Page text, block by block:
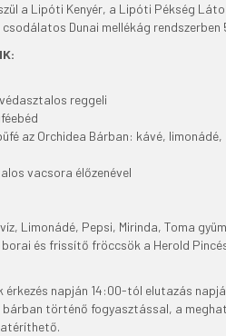
a Lipóti Kenyér, a Lipóti Pékség
Dunai mellékág rendszerben
reggeli
az Orchidea Bárban: kávé,
vacsora élőzenével
Limonádé, Pepsi, Mirinda, Toma
borai és frissítő fröccsök a Herold
napján 14:00-tól elutazás
bárban történő fogyasztással, a